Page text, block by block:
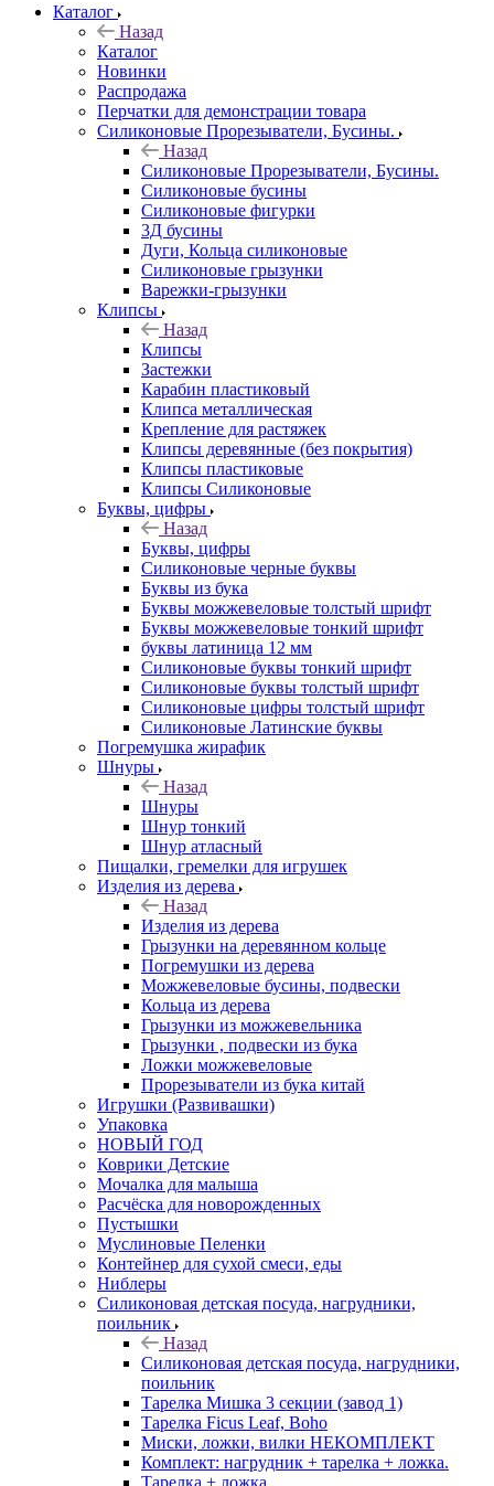
Каталог
Назад
Каталог
Новинки
Распродажа
Перчатки для демонстрации товара
Силиконовые Прорезыватели, Бусины.
Назад
Силиконовые Прорезыватели, Бусины.
Силиконовые бусины
Силиконовые фигурки
3Д бусины
Дуги, Кольца силиконовые
Силиконовые грызунки
Варежки-грызунки
Клипсы
Назад
Клипсы
Застежки
Карабин пластиковый
Клипса металлическая
Крепление для растяжек
Клипсы деревянные (без покрытия)
Клипсы пластиковые
Клипсы Силиконовые
Буквы, цифры
Назад
Буквы, цифры
Силиконовые черные буквы
Буквы из бука
Буквы можжевеловые толстый шрифт
Буквы можжевеловые тонкий шрифт
буквы латиница 12 мм
Силиконовые буквы тонкий шрифт
Силиконовые буквы толстый шрифт
Силиконовые цифры толстый шрифт
Силиконовые Латинские буквы
Погремушка жирафик
Шнуры
Назад
Шнуры
Шнур тонкий
Шнур атласный
Пищалки, гремелки для игрушек
Изделия из дерева
Назад
Изделия из дерева
Грызунки на деревянном кольце
Погремушки из дерева
Можжевеловые бусины, подвески
Кольца из дерева
Грызунки из можжевельника
Грызунки , подвески из бука
Ложки можжевеловые
Прорезыватели из бука китай
Игрушки (Развивашки)
Упаковка
НОВЫЙ ГОД
Коврики Детские
Мочалка для малыша
Расчёска для новорожденных
Пустышки
Муслиновые Пеленки
Контейнер для сухой смеси, еды
Ниблеры
Силиконовая детская посуда, нагрудники,
поильник
Назад
Силиконовая детская посуда, нагрудники,
поильник
Тарелка Мишка 3 секции (завод 1)
Тарелка Ficus Leaf, Boho
Миски, ложки, вилки НЕКОМПЛЕКТ
Комплект: нагрудник + тарелка + ложка.
Тарелка + ложка